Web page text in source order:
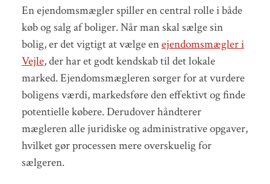
En ejendomsmægler spiller en central rolle i både
køb og salg af boliger. Når man skal sælge sin
bolig, er det vigtigt at vælge enejendomsmægler i
Vejle, der har et godt kendskab til det lokale
marked. Ejendomsmægleren sørger for at vurdere
boligens værdi, markedsføre den effektivt og finde
potentielle købere. Derudover håndterer
mægleren alle juridiske og administrative opgaver,
hvilket gør processen mere overskuelig for
sælgeren.